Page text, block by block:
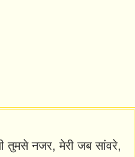
तुमसे नजर, मेरी जब सांवरे,